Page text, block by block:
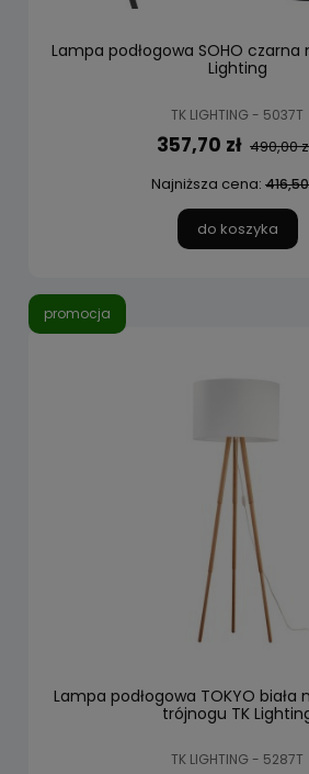
Lampa podłogowa SOHO czarna
Lighting
TK LIGHTING - 5037T
357,70 zł 490,00
Najniższa cena: 416,50
do koszyka
Lampa podłogowa TOKYO biała
trójnogu TK
TK LIGHTING - 5287T
promocja